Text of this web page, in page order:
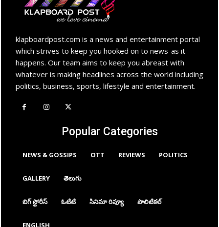
klapboardpost.com is a news and entertainment portal
which strives to keep you hooked on to news-as it
happens. Our team aims to keep you abreast with
whatever is making headlines across the world including
politics, business, sports, lifestyle and entertainment.
Popular Categories
NEWS & GOSSIPS OTT REVIEWS POLITICS
GALLERY తెలుగు
బిగ్ స్టోరీస్ ఓటిటి సినిమా రివ్యూ పొలిటికల్
ENGLISH